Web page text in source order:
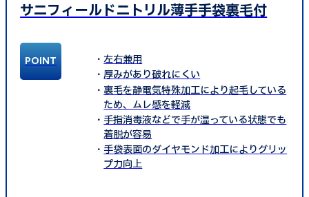
サニフィールドニトリル薄手手袋裏毛付
左右兼用
厚みがあり破れにくい
裏毛を静電気特殊加工により起毛している
ため、ムレ感を軽減
手指消毒液などで手が湿っている状態でも
着脱が容易
手袋表面のダイヤモンド加工によりグリッ
プ力向上